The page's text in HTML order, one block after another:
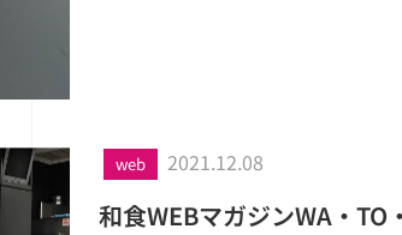
web 2021.12.08
和食WEBマガジンWA・